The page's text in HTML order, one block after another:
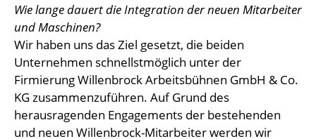
Wie lange dauert die Integration der neuen Mitarbeiter
und Maschinen?
Wir haben uns das Ziel gesetzt, die beiden
Unternehmen schnellstmöglich unter der
Firmierung Willenbrock Arbeitsbühnen GmbH & Co.
KG zusammenzuführen. Auf Grund des
herausragenden Engagements der bestehenden
und neuen Willenbrock-Mitarbeiter werden wir